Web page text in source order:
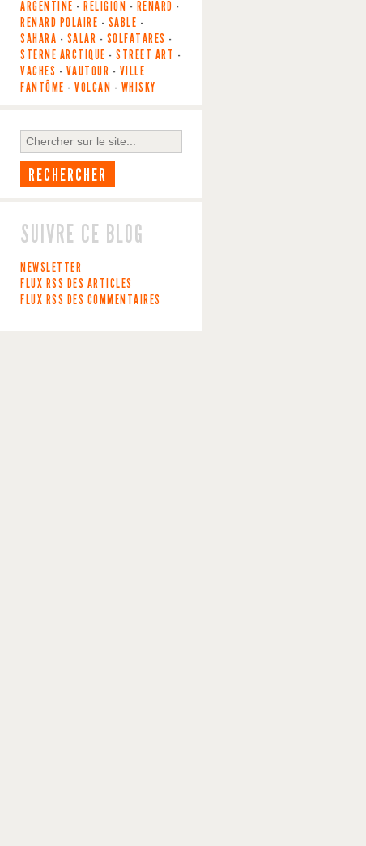
ARGENTINE - RELIGION - RENARD -
RENARD POLAIRE - SABLE -
SAHARA - SALAR - SOLFATARES -
STERNE ARCTIQUE - STREET ART -
VACHES - VAUTOUR - VILLE
FANTÔME - VOLCAN - WHISKY
SUIVRE CE BLOG
NEWSLETTER
FLUX RSS DES ARTICLES
FLUX RSS DES COMMENTAIRES